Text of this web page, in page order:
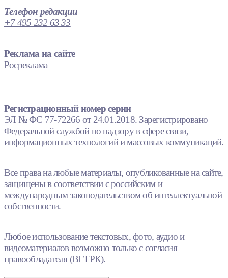
Телефон редакции
+7 495 232 63 33
Реклама на сайте
Росреклама
Регистрационный номер серии
ЭЛ № ФС 77-72266 от 24.01.2018. Зарегистрировано
Федеральной службой по надзору в сфере связи,
информационных технологий и массовых коммуникаций.
Все права на любые материалы, опубликованные на сайте,
защищены в соответствии с российским и
международным законодательством об интеллектуальной
собственности.
Любое использование текстовых, фото, аудио и
видеоматериалов возможно только с согласия
правообладателя (ВГТРК).